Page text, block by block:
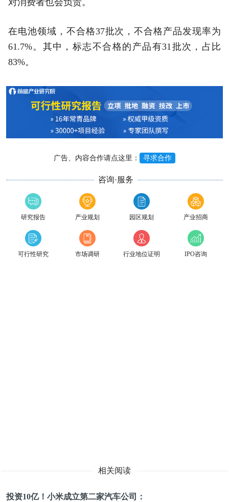
在电池领域，不合格37批次，不合格产品发现率为
61.7%。其中，标志不合格的产品有31批次，占比
83%。
广告、内容合作请点这里： 寻求合作
咨询·服务
研究报告 产业规划 园区规划 产业招商
可行性研究 市场调研 行业地位证明 IPO咨询
相关阅读
投资10亿！小米成立第二家汽车公司：